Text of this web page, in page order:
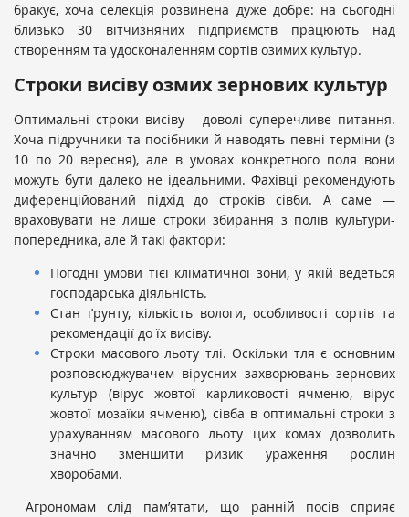
бракує, хоча селекція розвинена дуже добре: на сьогодні
близько 30 вітчизняних підприємств працюють над
створенням та удосконаленням сортів озимих культур.
Строки висіву озмих зернових культур
Оптимальні строки висіву – доволі суперечливе питання.
Хоча підручники та посібники й наводять певні терміни (з
10 по 20 вересня), але в умовах конкретного поля вони
можуть бути далеко не ідеальними. Фахівці рекомендують
диференційований підхід до строків сівби. А саме —
враховувати не лише строки збирання з полів культури-
попередника, але й такі фактори:
Погодні умови тієї кліматичної зони, у якій ведеться
господарська діяльність.
Стан ґрунту, кількість вологи, особливості сортів та
рекомендації до їх висіву.
Строки масового льоту тлі. Оскільки тля є основним
розповсюджувачем вірусних захворювань зернових
культур (вірус жовтої карликовості ячменю, вірус
жовтої мозаїки ячменю), сівба в оптимальні строки з
урахуванням масового льоту цих комах дозволить
значно зменшити ризик ураження рослин
хворобами.
Агрономам слід пам’ятати, що ранній посів сприяє